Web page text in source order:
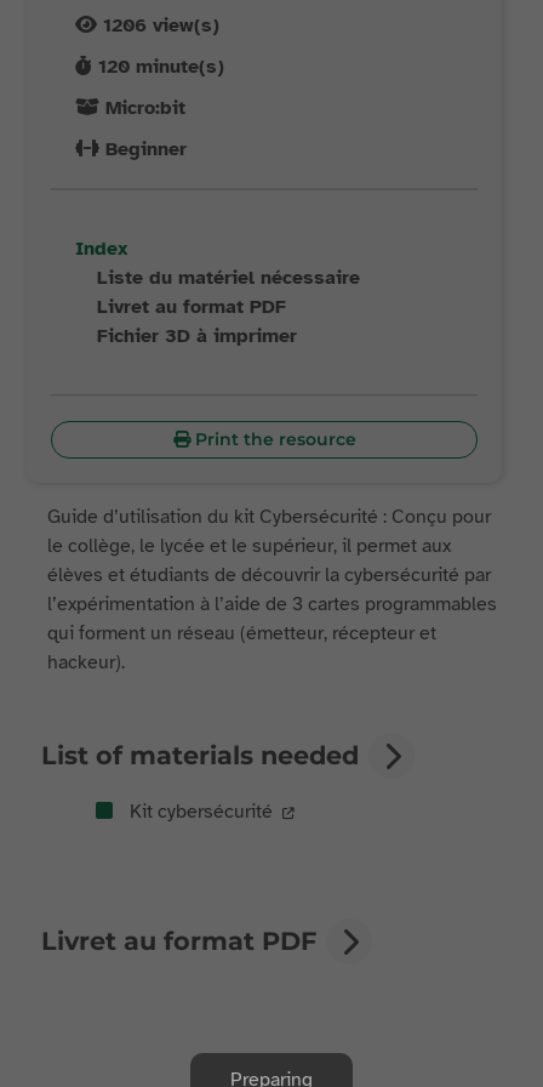
1206 view(s)
120 minute(s)
Micro:bit
Beginner
Index
Liste du matériel nécessaire
Livret au format PDF
Fichier 3D à imprimer
Print the resource
Guide d’utilisation du kit Cybersécurité : Conçu pour
le collège, le lycée et le supérieur, il permet aux
élèves et étudiants de découvrir la cybersécurité par
l’expérimentation à l’aide de 3 cartes programmables
qui forment un réseau (émetteur, récepteur et
hackeur).
List of materials needed
Kit cybersécurité
Livret au format PDF
Preparing